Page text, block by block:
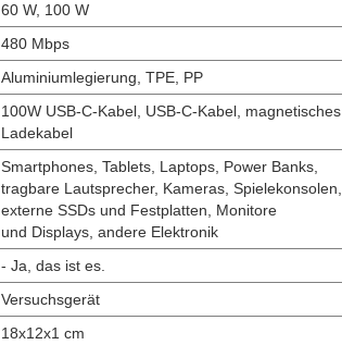
60 W, 100 W
480 Mbps
Aluminiumlegierung, TPE, PP
100W USB-C-Kabel, USB-C-Kabel, magnetisches
Ladekabel
Smartphones, Tablets, Laptops, Power Banks,
tragbare Lautsprecher, Kameras, Spielekonsolen,
externe SSDs und Festplatten, Monitore
und Displays, andere Elektronik
- Ja, das ist es.
Versuchsgerät
18x12x1 cm